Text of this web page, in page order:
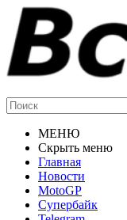
МЕНЮ
Скрыть меню
Главная
Новости
MotoGP
Супербайк